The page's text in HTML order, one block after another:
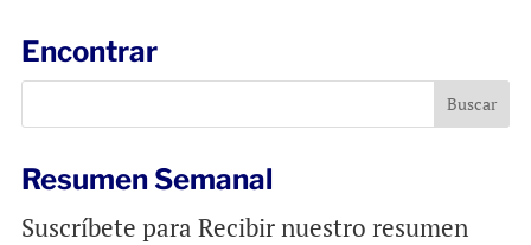
Encontrar
Resumen Semanal
Suscríbete para Recibir nuestro resumen